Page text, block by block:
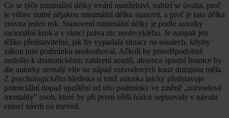
Co se týče minimální délky trvání manželství, nabízí se úvaha, proč
je vůbec nutné nějakou minimální délku stanovit, a proč je tato délka
zrovna jeden rok. Stanovení minimální délky je podle autorky
racionální krok a v rámci práva nic neobvyklého. Je naopak jen
těžko představitelné, jak by vypadala situace na soudech, kdyby
zákon tuto podmínku neobsahoval. Ačkoli by pravděpodobně
nedošlo k dramatickému zahlcení soudů, absence spodní hranice by
dle autorky nemalý vliv na nápad rozvodových kauz dozajista měla.
Z psychologického hlediska si totiž autorka laicky představuje
potenciální dopad upuštění od této podmínky ve změně „rozvodové
mentality“ osob, které by při první větší hádce sepisovaly v návalu
emocí návrh na rozvod.